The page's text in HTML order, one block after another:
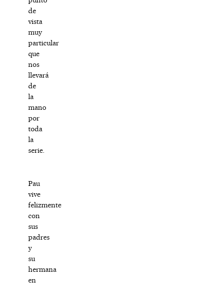
de
vista
muy
particular
que
nos
llevará
de
la
mano
por
toda
la
serie.
Pau
vive
felizmente
con
sus
padres
y
su
hermana
en